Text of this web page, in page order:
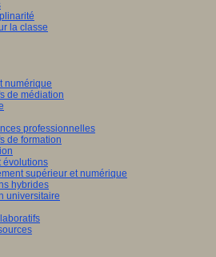
la classe
numérique
de médiation
professionnelles
de formation
évolutions
supérieur et numérique
hybrides
universitaire